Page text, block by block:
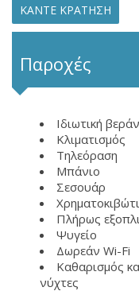
ΚΆΝΤΕ ΚΡΆΤΗΣΗ
Παροχές
Ιδιωτική
Κλιματισμός
Τηλεόραση
Μπάνιο
Σεσουάρ
Πλήρως
Ψυγείο
Δωρεάν Wi-Fi
Καθαρισμός
νύχτες